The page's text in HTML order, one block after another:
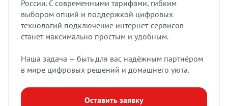
России. С современными тарифами, гибким
выбором опций и поддержкой цифровых
технологий подключение интернет-сервисов
станет максимально простым и удобным.
Наша задача — быть для вас надёжным партнёром
в мире цифровых решений и домашнего уюта.
Оставить заявку